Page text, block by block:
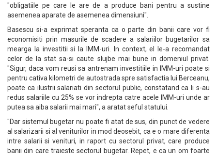
"obligatiile pe care le are de a produce bani pentru a sustine
asemenea aparate de asemenea dimensiuni".
Basescu si-a exprimat speranta ca o parte din banii care vor fi
economisiti prin masurile de scadere a salariilor bugetarilor sa
mearga la investitii si la IMM-uri. In context, el le-a recomandat
celor de la stat sa-si caute slujbe mai bune in domeniul privat.
"Sigur, daca vom reusi sa antrenam investitiile in IMM-uri poate si
pentru cativa kilometri de autostrada spre satisfactia lui Berceanu,
poate ca ilustrii salariati din sectorul public, constatand ca li s-au
redus salariile cu 25% se vor indrepta catre acele IMM-uri unde ar
putea sa aiba salarii mai mari", a aratat seful statului.
"Dar sistemul bugetar nu poate fi atat de sus, din punct de vedere
al salarizarii si al veniturilor in mod deosebit, ca e o mare diferenta
intre salarii si venituri, in raport cu sectorul privat, care produce
banii din care traieste sectorul bugetar. Repet, e ca un om foarte